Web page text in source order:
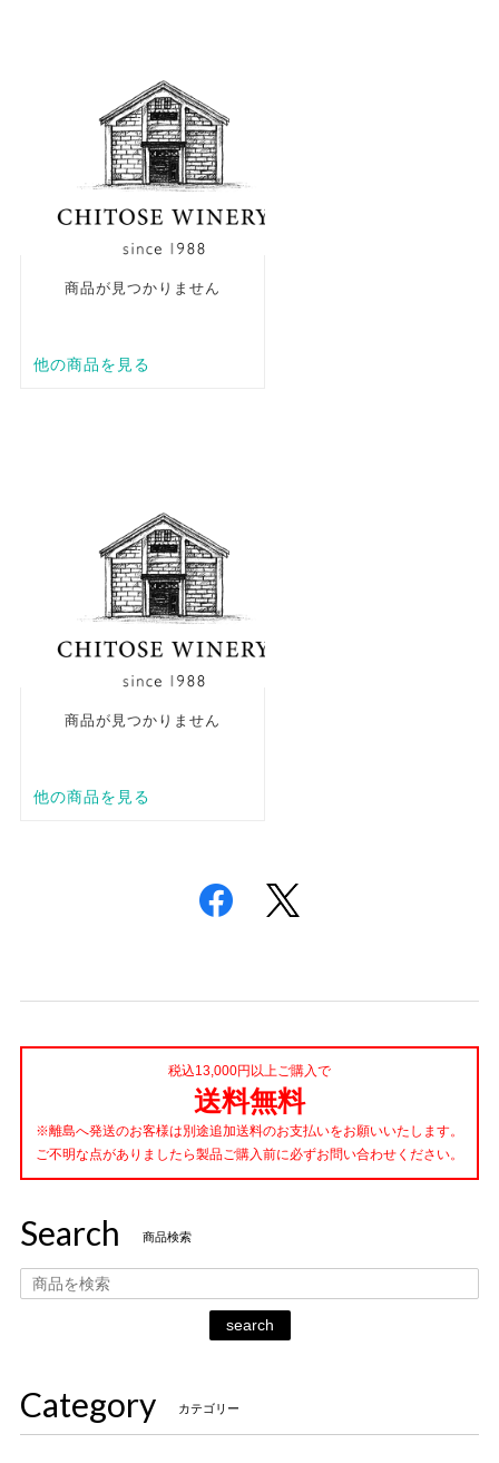
税込13,000円以上ご購入で
送料無料
※離島へ発送のお客様は別途追加送料のお支払いをお願いいたします。
ご不明な点がありましたら製品ご購入前に必ずお問い合わせください。
Search 商品検索
search
Category カテゴリー